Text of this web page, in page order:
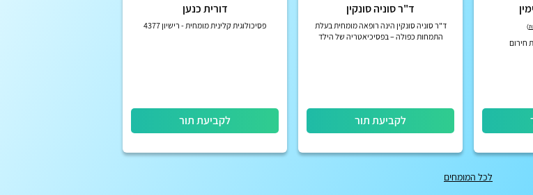
)
חירום
ד"ר סוניה סונקין
ד"ר סוניה סונקין הינה רופאה מומחית בעלת
התמחות כפולה – בפסיכיאטריה של הילד
לקביעת תור
דורית כנען
פסיכולוגית קלינית מומחית - רישיון 4377
לקביעת תור
לכל המומחים